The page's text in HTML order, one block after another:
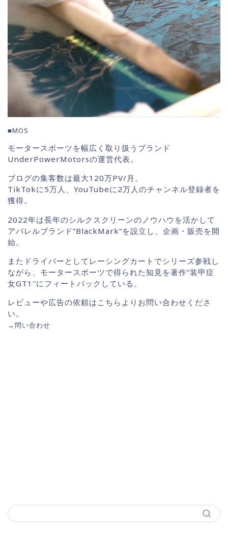
■MOS
モータースポーツを幅広く取り扱うブランド
UnderPowerMotorsの運営代表。
ブログの集客数は最大120万PV/月。
TikTokに5万人、YouTubeに2万人のチャンネル登録者を
獲得。
2022年は長年のシルクスクリーンのノウハウを活かして
アパレルブランド”BlackMark”を設立し、企画・販売を開
始。
またドライバーとしてレーシングカートでシリーズ参戦し
ながら、モータースポーツで得られた知見を著作”装甲症
女GT1″にフィートバックしている。
レビューや広告の依頼はこちらよりお問い合わせくださ
い。
→問い合わせ